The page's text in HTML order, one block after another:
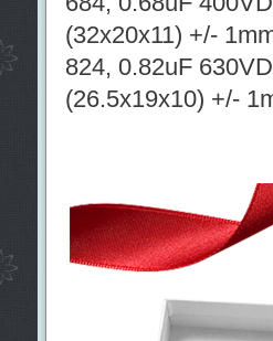
(32x20x11) +/-
824, 0.82uF
(26.5x19x10) +/-